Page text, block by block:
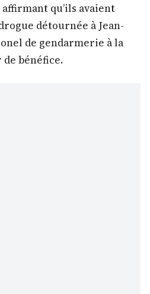
qu’ils avaient
détournée à Jean-
de gendarmerie à la
bénéfice.